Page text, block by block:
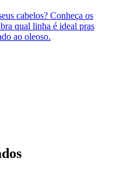
cabelos? Conheça os
qual linha é ideal pras
ao oleoso.